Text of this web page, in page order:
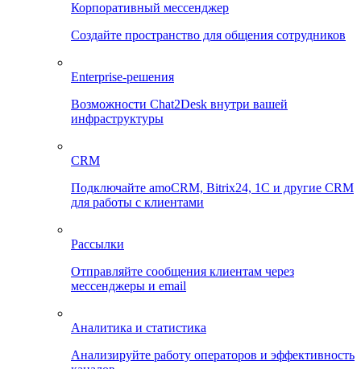
Корпоративный мессенджер
Создайте пространство для общения сотрудников
Enterprise-решения
Возможности Chat2Desk внутри вашей
инфраструктуры
CRM
Подключайте amoCRM, Bitrix24, 1C и другие CRM
для работы с клиентами
Рассылки
Отправляйте сообщения клиентам через
мессенджеры и email
Аналитика и статистика
Анализируйте работу операторов и эффективность